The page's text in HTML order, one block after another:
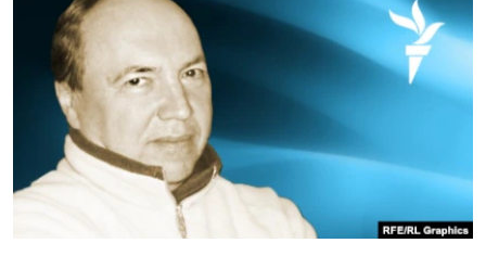
РАСПИСАНИЕ ВЕЩАНИЯ
ПОДПИШИТЕСЬ НА РАССЫЛКУ
СОЦИАЛЬНЫЕ СЕТИ